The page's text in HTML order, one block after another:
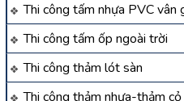
Thi công tấm nhựa PVC vân
Thi công tấm ốp ngoài trời
Thi công thảm lót sàn
Thi công thảm nhựa-thảm cỏ